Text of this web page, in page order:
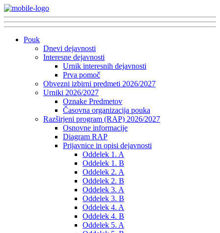
Pouk
Dnevi dejavnosti
Interesne dejavnosti
Urnik interesnih dejavnosti
Prva pomoč
Obvezni izbirni predmeti 2026/2027
Urniki 2026/2027
Oznake Predmetov
Časovna organizacija pouka
Razširjeni program (RAP) 2026/2027
Osnovne informacije
Diagram RAP
Prijavnice in opisi dejavnosti
Oddelek 1. A
Oddelek 1. B
Oddelek 2. A
Oddelek 2. B
Oddelek 3. A
Oddelek 3. B
Oddelek 4. A
Oddelek 4. B
Oddelek 5. A